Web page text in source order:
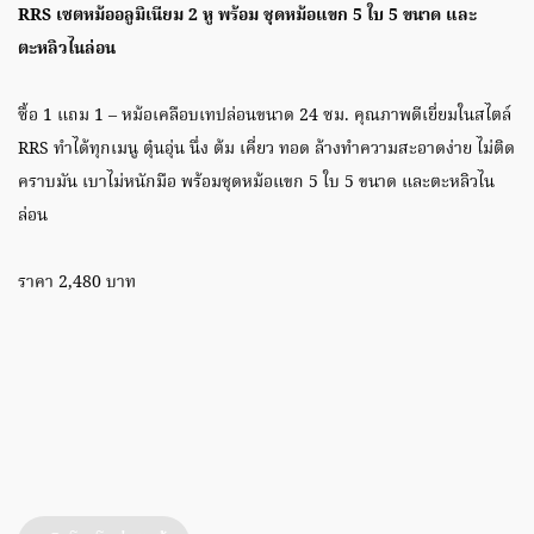
RRS เซตหม้ออลูมิเนียม 2 หู พร้อม ชุดหม้อแขก 5 ใบ 5 ขนาด และ
ตะหลิวไนล่อน
ซื้อ 1 แถม 1 – หม้อเคลือบเทปล่อนขนาด 24 ซม. คุณภาพดีเยี่ยมในสไตล์
RRS ทำได้ทุกเมนู ตุ๋นอุ่น นึ่ง ต้ม เคี่ยว ทอด ล้างทำความสะอาดง่าย ไม่ติด
คราบมัน เบาไม่หนักมือ พร้อมชุดหม้อแขก 5 ใบ 5 ขนาด และตะหลิวไน
ล่อน
ราคา 2,480 บาท